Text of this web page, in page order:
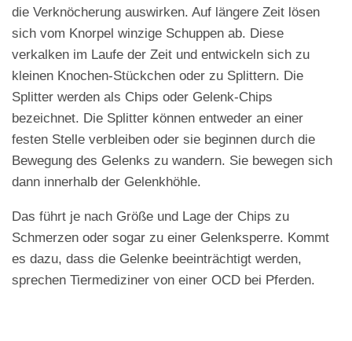
die Verknöcherung auswirken. Auf längere Zeit lösen
sich vom Knorpel winzige Schuppen ab. Diese
verkalken im Laufe der Zeit und entwickeln sich zu
kleinen Knochen-Stückchen oder zu Splittern. Die
Splitter werden als Chips oder Gelenk-Chips
bezeichnet. Die Splitter können entweder an einer
festen Stelle verbleiben oder sie beginnen durch die
Bewegung des Gelenks zu wandern. Sie bewegen sich
dann innerhalb der Gelenkhöhle.
Das führt je nach Größe und Lage der Chips zu
Schmerzen oder sogar zu einer Gelenksperre. Kommt
es dazu, dass die Gelenke beeinträchtigt werden,
sprechen Tiermediziner von einer OCD bei Pferden.